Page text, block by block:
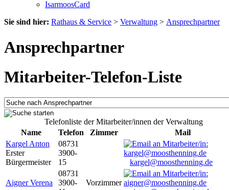
IsarmoosCard
Sie sind hier: Rathaus & Service > Verwaltung > Ansprechpartner
Ansprechpartner
Mitarbeiter-Telefon-Liste
Telefonliste der Mitarbeiter/innen der Verwaltung
Name
Telefon Zimmer
Mail
Kargel Anton
Erster
Bürgermeister
08731
3900-
15
kargel@moosthenning.de
Aigner Verena
08731
3900-
Vorzimmer